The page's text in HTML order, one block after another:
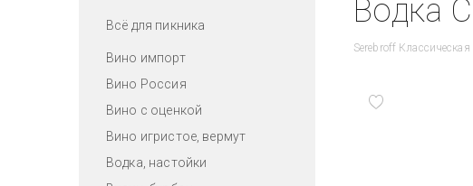
Всё для пикника
Вино импорт
Вино Россия
Вино с оценкой
Вино игристое, вермут
Водка, настойки
Водка
Serebroff Классическая